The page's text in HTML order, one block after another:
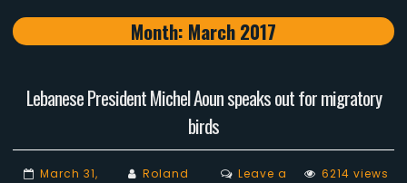
Month: March 2017
Lebanese President Michel Aoun speaks out for migratory
birds
March 31,
Roland
Leave a
6214 views